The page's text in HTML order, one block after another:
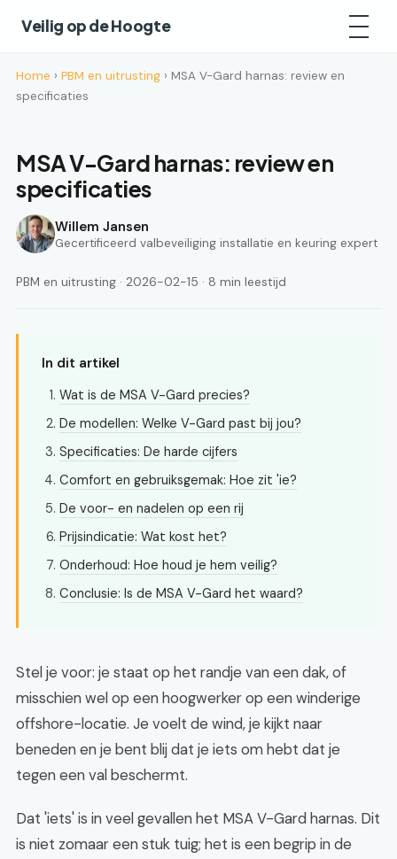
Veilig op de Hoogte
Home › PBM en uitrusting › MSA V-Gard harnas: review en
specificaties
MSA V-Gard harnas: review en
specificaties
Willem Jansen
Gecertificeerd valbeveiliging installatie en keuring expert
PBM en uitrusting · 2026-02-15 · 8 min leestijd
In dit artikel
Wat is de MSA V-Gard precies?
De modellen: Welke V-Gard past bij jou?
Specificaties: De harde cijfers
Comfort en gebruiksgemak: Hoe zit 'ie?
De voor- en nadelen op een rij
Prijsindicatie: Wat kost het?
Onderhoud: Hoe houd je hem veilig?
Conclusie: Is de MSA V-Gard het waard?
Stel je voor: je staat op het randje van een dak, of
misschien wel op een hoogwerker op een winderige
offshore-locatie. Je voelt de wind, je kijkt naar
beneden en je bent blij dat je iets om hebt dat je
tegen een val beschermt.
Dat 'iets' is in veel gevallen het MSA V-Gard harnas. Dit
is niet zomaar een stuk tuig; het is een begrip in de